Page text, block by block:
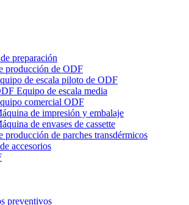
preparación
producción de ODF
de escala piloto de ODF
Equipo de escala media
comercial ODF
de impresión y embalaje
de envases de cassette
producción de parches transdérmicos
accesorios
preventivos